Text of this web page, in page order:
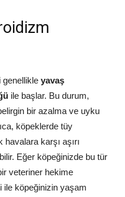
genellikle yavaş
ile başlar. Bu durum,
bir azalma ve uyku
köpeklerde tüy
karşı aşırı
Eğer köpeğinizde bu tür
veteriner hekime
ile köpeğinizin yaşam